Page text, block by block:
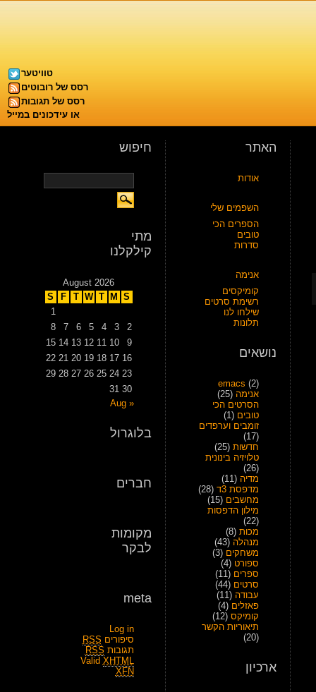
טוויטער
רסס של רובוטים
רסס של תגובות
או עידכונים במייל
האתר
אודות
השפמים שלי
הספרים הכי
טובים
סדרות
אנימה
קומיקסים
רשימת סרטים
שילחו לנו
תלונות
נושאים
emacs (2)
אנימה (25)
הסרטים הכי
טובים (1)
זומבים וערפדים
(17)
חדשות (25)
טלויזיה בינונית
(26)
מדיה (11)
מדפסת 3ד
(28)
מחשבים (15)
מילון הדפסות
(22)
מכות (8)
מנהלה (43)
משחקים (3)
ספורט (4)
ספרים (11)
סרטים (44)
עבודה (11)
פאזלים (4)
קומיקס (12)
תיאוריות הקשר
(20)
ארכיון
חיפוש
מתי
קילקלנו
August 2026
S
M
T
W
T
F
S
1
2
3
4
5
6
7
8
9
10
11
12
13
14
15
16
17
18
19
20
21
22
23
24
25
26
27
28
29
30
31
« Aug
בלוגרול
חברים
מקומות
לבקר
meta
Log in
סיפורים RSS
תגובות RSS
Valid XHTML
XFN